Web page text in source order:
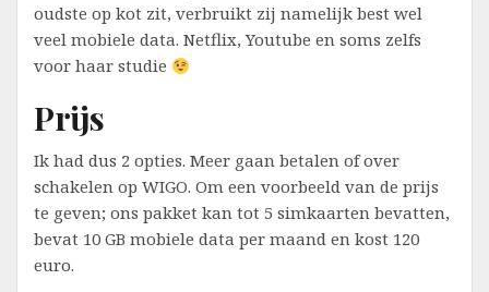
oudste op kot zit, verbruikt zij namelijk best wel
veel mobiele data. Netflix, Youtube en soms zelfs
voor haar studie
Prijs
Ik had dus 2 opties. Meer gaan betalen of over
schakelen op WIGO. Om een voorbeeld van de prijs
te geven; ons pakket kan tot 5 simkaarten bevatten,
bevat 10 GB mobiele data per maand en kost 120
euro.